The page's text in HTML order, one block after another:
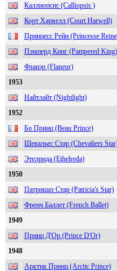
Каллиопсис (Calliopsis )
Корт Харвелл (Court Harwell)
Принцесс Рейн (Princesse
Пэмперд Кинг (Pampered King)
Фланэр (Flaneur)
1953
Найтлайт (Nightlight)
1952
Бо Принц (Beau Prince)
Шевальес Стар (Chevaliers
Этелрида (Ethelreda)
1950
Патришаз Стар (Patricia's Star)
Френч Баллет (French Ballet)
1949
Принц Д'Ор (Prince D'Or)
1948
Арктик Принц (Arctic Prince)